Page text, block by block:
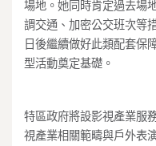
場地。她同時肯定過去場
調交通、加密公交班次等
日後繼續做好此類配套保
型活動奠定基礎。
特區政府將設影視產業服
視產業相關範疇與戶外表